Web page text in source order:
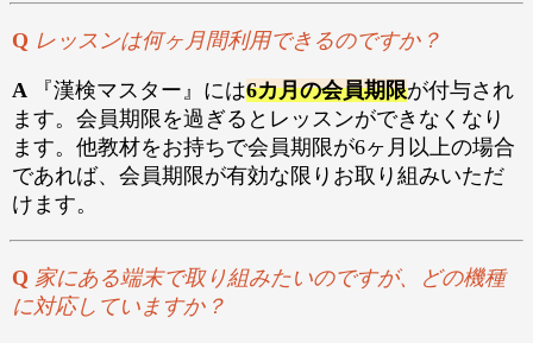
Q レッスンは何ヶ月間利用できるのですか？
A 『漢検マスター』には6カ月の会員期限が付与され
ます。会員期限を過ぎるとレッスンができなくなり
ます。他教材をお持ちで会員期限が6ヶ月以上の場合
であれば、会員期限が有効な限りお取り組みいただ
けます。
Q 家にある端末で取り組みたいのですが、どの機種
に対応していますか？